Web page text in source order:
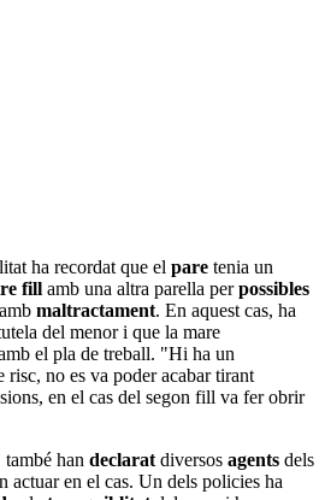
ha recordat que el pare tenia un
fill amb una altra parella perpossibles
maltractament. En aquest cas, ha
del menor i que la mare
el pla de treball. "Hi ha un
risc, no es va poder acabar tirant
en el cas del segon fill va fer obrir
han declarat diversos agents dels
actuar en el cas. Un dels policies ha